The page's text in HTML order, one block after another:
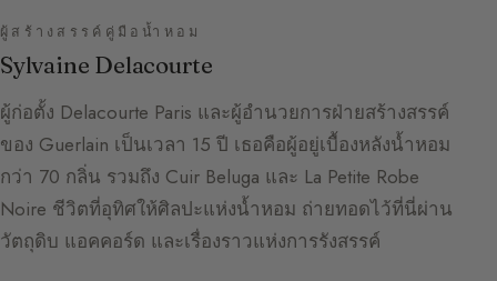
ผู้สร้างสรรค์คู่มือน้ำหอม
Sylvaine Delacourte
ผู้ก่อตั้ง Delacourte Paris และผู้อำนวยการฝ่ายสร้างสรรค์
ของ Guerlain เป็นเวลา 15 ปี เธอคือผู้อยู่เบื้องหลังน้ำหอม
กว่า 70 กลิ่น รวมถึง Cuir Beluga และ La Petite Robe
Noire ชีวิตที่อุทิศให้ศิลปะแห่งน้ำหอม ถ่ายทอดไว้ที่นี่ผ่าน
วัตถุดิบ แอคคอร์ด และเรื่องราวแห่งการรังสรรค์